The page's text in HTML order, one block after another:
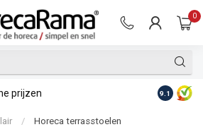
0
prijzen Op
9.1
/ Horeca terrasstoelen